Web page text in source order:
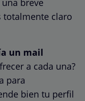
totalmente claro
un mail
a cada una?
para
bien tu perfil